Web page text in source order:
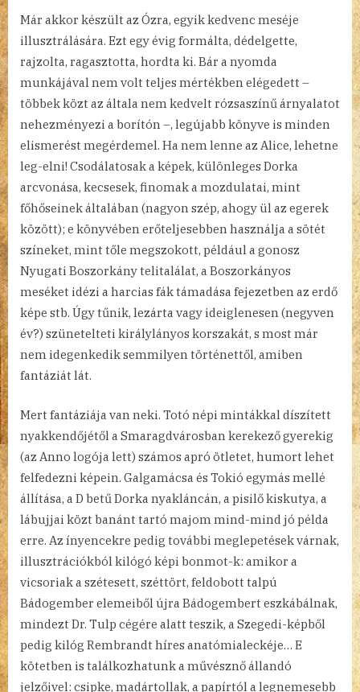
Már akkor készült az Ózra, egyik kedvenc meséje
illusztrálására. Ezt egy évig formálta, dédelgette,
rajzolta, ragasztotta, hordta ki. Bár a nyomda
munkájával nem volt teljes mértékben elégedett –
többek közt az általa nem kedvelt rózsaszínű árnyalatot
nehezményezi a borítón –, legújabb könyve is minden
elismerést megérdemel. Ha nem lenne az Alice, lehetne
leg-elni! Csodálatosak a képek, különleges Dorka
arcvonása, kecsesek, finomak a mozdulatai, mint
főhőseinek általában (nagyon szép, ahogy ül az egerek
között); e könyvében erőteljesebben használja a sötét
színeket, mint tőle megszokott, például a gonosz
Nyugati Boszorkány telitalálat, a Boszorkányos
meséket idézi a harcias fák támadása fejezetben az erdő
képe stb. Úgy tűnik, lezárta vagy ideiglenesen (negyven
év?) szünetelteti királylányos korszakát, s most már
nem idegenkedik semmilyen történettől, amiben
fantáziát lát.
Mert fantáziája van neki. Totó népi mintákkal díszített
nyakkendőjétől a Smaragdvárosban kerekező gyerekig
(az Anno logója lett) számos apró ötletet, humort lehet
felfedezni képein. Galgamácsa és Tokió egymás mellé
állítása, a D betű Dorka nyakláncán, a pisilő kiskutya, a
lábujjai közt banánt tartó majom mind-mind jó példa
erre. Az ínyencekre pedig további meglepetések várnak,
illusztrációkból kilógó képi bonmot-k: amikor a
vicsoriak a szétesett, széttört, feldobott talpú
Bádogember elemeiből újra Bádogembert eszkábálnak,
mindezt Dr. Tulp cégére alatt teszik, a Szegedi-képből
pedig kilóg Rembrandt híres anatómialeckéje… E
kötetben is találkozhatunk a művésznő állandó
jelzőivel: csipke, madártollak, a papírtól a legnemesebb